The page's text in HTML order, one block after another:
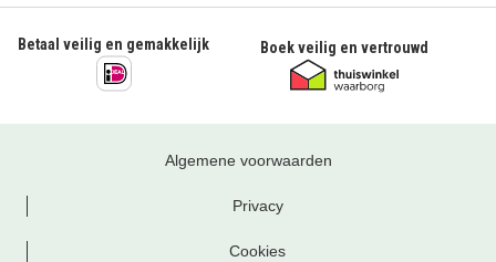
Betaal veilig en gemakkelijk Boek veilig en vertrouwd
Algemene voorwaarden
Privacy
Cookies